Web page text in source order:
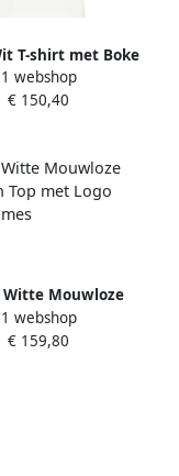
T-shirt met Boke
White Dames
1 webshop
€ 150,40
Witte Mouwloze
Top met Logo
White Dames
1 webshop
€ 159,80